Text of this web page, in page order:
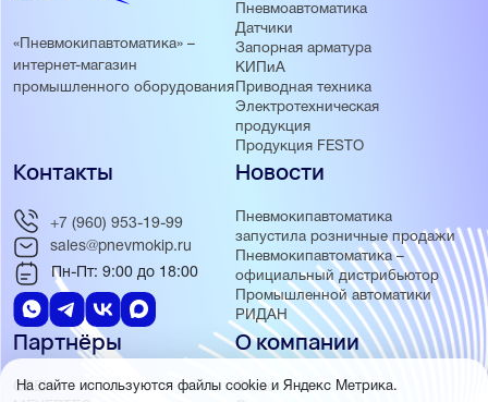
«Пневмокипавтоматика» –
интернет-магазин
промышленного оборудования
Пневмоавтоматика
Датчики
Запорная арматура
КИПиА
Приводная техника
Электротехническая
продукция
Продукция FESTO
Новости
Пневмокипавтоматика
запустила розничные продажи
Пневмокипавтоматика –
официальный дистрибьютор
Промышленной автоматики
РИДАН
Партнёры
ОВЕН
О компании
О нас
Контакты
+7 (960) 953-19-99
sales@pnevmokip.ru
Пн-Пт: 9:00 до 18:00
На сайте используются файлы cookie и Яндекс Метрика.